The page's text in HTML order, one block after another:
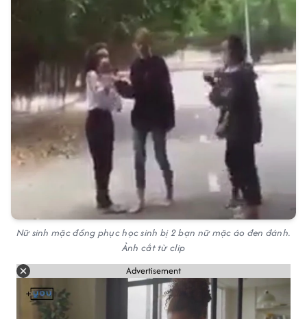
Nữ sinh mặc đồng phục học sinh bị 2 bạn nữ mặc áo đen đánh.
Ảnh cắt từ clip
Advertisement